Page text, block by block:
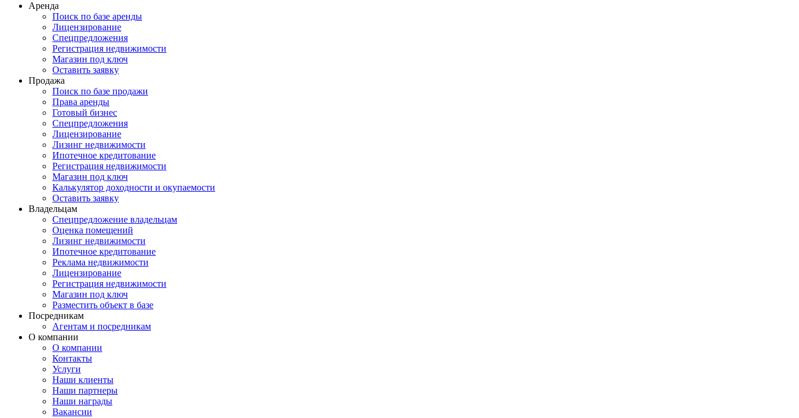
Аренда
Поиск по базе аренды
Лицензирование
Спецпредложения
Регистрация недвижимости
Магазин под ключ
Оставить заявку
Продажа
Поиск по базе продажи
Права аренды
Готовый бизнес
Спецпредложения
Лицензирование
Лизинг недвижимости
Ипотечное кредитование
Регистрация недвижимости
Магазин под ключ
Калькулятор доходности и окупаемости
Оставить заявку
Владельцам
Спецпредложение владельцам
Оценка помещений
Лизинг недвижимости
Ипотечное кредитование
Реклама недвижимости
Лицензирование
Регистрация недвижимости
Магазин под ключ
Разместить объект в базе
Посредникам
Агентам и посредникам
О компании
О компании
Контакты
Услуги
Наши клиенты
Наши партнеры
Наши награды
Вакансии